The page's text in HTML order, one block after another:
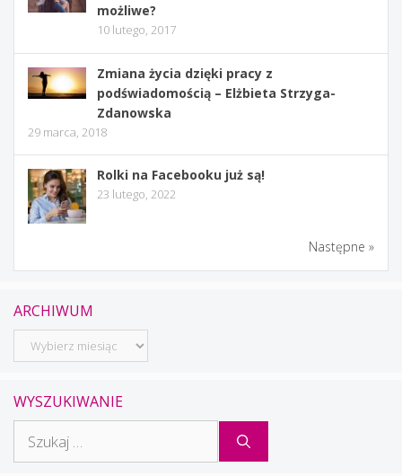
możliwe?
10 lutego, 2017
Zmiana życia dzięki pracy z
podświadomością – Elżbieta Strzyga-
Zdanowska
29 marca, 2018
Rolki na Facebooku już są!
23 lutego, 2022
Następne »
ARCHIWUM
Archiwum
WYSZUKIWANIE